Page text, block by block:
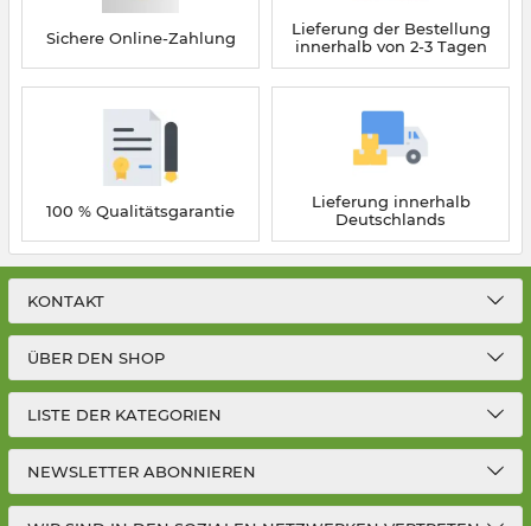
Sichere Online-Zahlung
Lieferung der Bestellung
innerhalb von 2-3 Tagen
100 % Qualitätsgarantie
Lieferung innerhalb
Deutschlands
KONTAKT
ÜBER DEN SHOP
LISTE DER KATEGORIEN
NEWSLETTER ABONNIEREN